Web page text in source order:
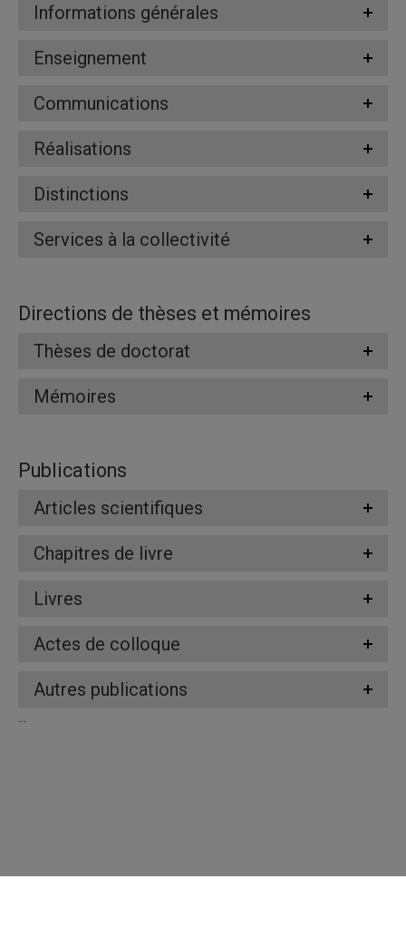
Informations générales
Enseignement
Communications
Réalisations
Distinctions
Services à la collectivité
Directions de thèses et mémoires
Thèses de doctorat
Mémoires
Publications
Articles scientifiques
Chapitres de livre
Livres
Actes de colloque
Autres publications
...